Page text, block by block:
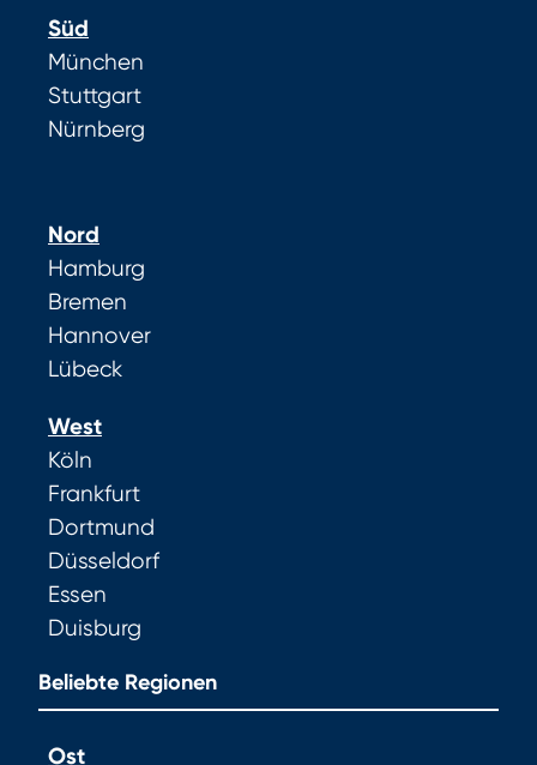
Süd
München
Stuttgart
Nürnberg
Nord
Hamburg
Bremen
Hannover
Lübeck
West
Köln
Frankfurt
Dortmund
Düsseldorf
Essen
Duisburg
Beliebte Regionen
Ost